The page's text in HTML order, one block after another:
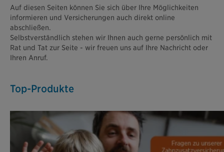
Auf diesen Seiten können Sie sich über Ihre Möglichkeiten
informieren und Versicherungen auch direkt online
abschließen.
Selbstverständlich stehen wir Ihnen auch gerne persönlich mit
Rat und Tat zur Seite - wir freuen uns auf Ihre Nachricht oder
Ihren Anruf.
Top-Produkte